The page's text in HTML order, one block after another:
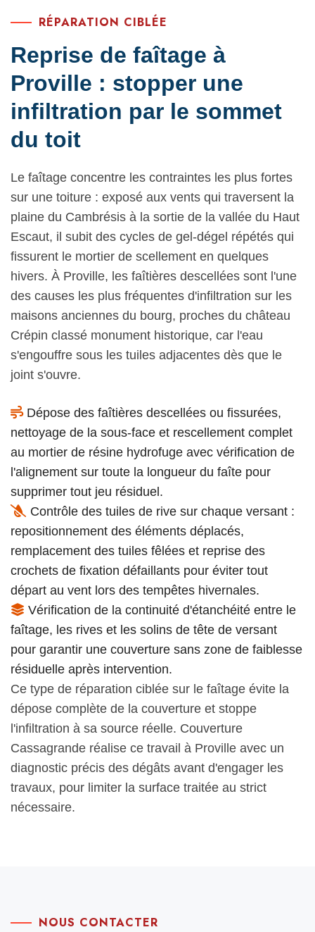
RÉPARATION CIBLÉE
Reprise de faîtage à
Proville : stopper une
infiltration par le sommet
du toit
Le faîtage concentre les contraintes les plus fortes
sur une toiture : exposé aux vents qui traversent la
plaine du Cambrésis à la sortie de la vallée du Haut
Escaut, il subit des cycles de gel-dégel répétés qui
fissurent le mortier de scellement en quelques
hivers. À Proville, les faîtières descellées sont l'une
des causes les plus fréquentes d'infiltration sur les
maisons anciennes du bourg, proches du château
Crépin classé monument historique, car l'eau
s'engouffre sous les tuiles adjacentes dès que le
joint s'ouvre.
Dépose des faîtières descellées ou fissurées,
nettoyage de la sous-face et rescellement complet
au mortier de résine hydrofuge avec vérification de
l'alignement sur toute la longueur du faîte pour
supprimer tout jeu résiduel.
Contrôle des tuiles de rive sur chaque versant :
repositionnement des éléments déplacés,
remplacement des tuiles fêlées et reprise des
crochets de fixation défaillants pour éviter tout
départ au vent lors des tempêtes hivernales.
Vérification de la continuité d'étanchéité entre le
faîtage, les rives et les solins de tête de versant
pour garantir une couverture sans zone de faiblesse
résiduelle après intervention.
Ce type de réparation ciblée sur le faîtage évite la
dépose complète de la couverture et stoppe
l'infiltration à sa source réelle. Couverture
Cassagrande réalise ce travail à Proville avec un
diagnostic précis des dégâts avant d'engager les
travaux, pour limiter la surface traitée au strict
nécessaire.
NOUS CONTACTER